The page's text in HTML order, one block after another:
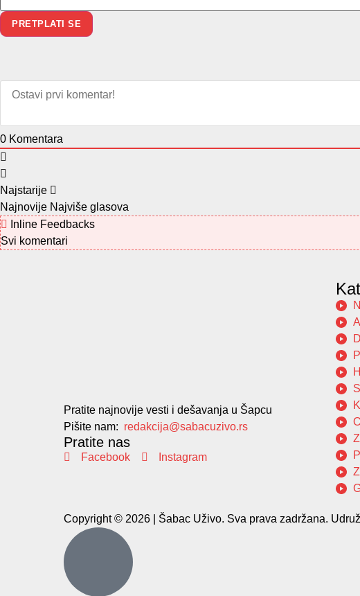
0 Komentara
Najstarije
Najnovije Najviše glasova
Inline Feedbacks
Svi komentari
Pratite najnovije vesti i dešavanja u Šapcu
Pišite nam: redakcija@sabacuzivo.rs
Pratite nas
Facebook Instagram
Copyright © 2026 | Šabac Uživo. Sva prava zadržana.